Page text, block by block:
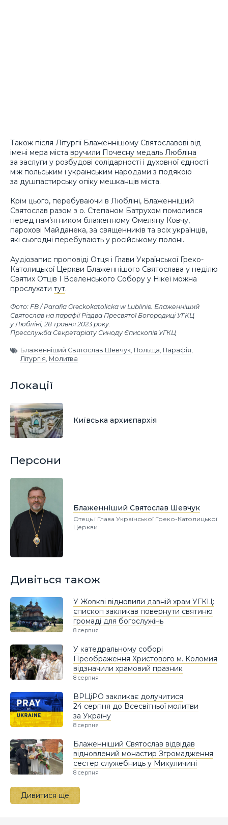
Також після Літургії Блаженнішому Святославові від
імені мера міста вручили Почесну медаль Любліна
за заслуги у розбудові солідарності і духовної єдності
між польським і українським народами з подякою
за душпастирську опіку мешканців міста.
Крім цього, перебуваючи в Любліні, Блаженніший
Святослав разом з о. Степаном Батрухом помолився
перед пам’ятником блаженному Омеляну Ковчу,
парохові Майданека, за священників та всіх українців,
які сьогодні перебувають у російському полоні.
Аудіозапис проповіді Отця і Глави Української Греко-
Католицької Церкви Блаженнішого Святослава у неділю
Святих Отців І Вселенського Собору у Нікеї можна
прослухати тут.
Фото: FB / Parafia Greckokatolicka w Lublinie. Блаженніший
Святослав на парафії Різдва Пресвятої Богородиці УГКЦ
у Любліні, 28 травня 2023 року.
Пресслужба Секретаріату Синоду Єпископів УГКЦ
Блаженніший Святослав Шевчук, Польща, Парафія,
Літургія, Молитва
Локації
Київська архиєпархія
Персони
Блаженніший Святослав Шевчук
Отець і Глава Української Греко-Католицької
Церкви
Дивіться також
У Жовкві відновили давній храм УГКЦ:
єпископ закликав повернути святиню
громаді для богослужінь
8 серпня
У катедральному соборі
Преображення Христового м. Коломия
відзначили храмовий празник
8 серпня
ВРЦіРО закликає долучитися
24 серпня до Всесвітньої молитви
за Україну
8 серпня
Блаженніший Святослав відвідав
відновлений монастир Згромадження
сестер служебниць у Микуличині
8 серпня
Дивитися ще